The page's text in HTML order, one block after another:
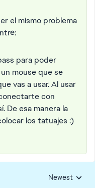
el mismo problema
para poder
mouse que se
vas a usar. Al usar
con
De esa manera la
los tatuajes :)
Replies sorted
Newest